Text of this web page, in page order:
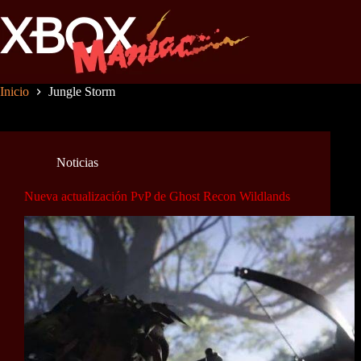
al
contenido
Inicio Jungle Storm
Noticias
Nueva actualización PvP de Ghost Recon Wildlands